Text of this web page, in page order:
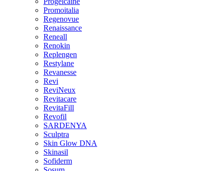
Promoitalia
Regenovue
Renaissance
Reneall
Renokin
Replengen
Restylane
Revanesse
Revi
ReviNeux
Revitacare
RevitaFill
Revofil
SARDENYA
Sculptra
Skin Glow DNA
Skinasil
Sofiderm